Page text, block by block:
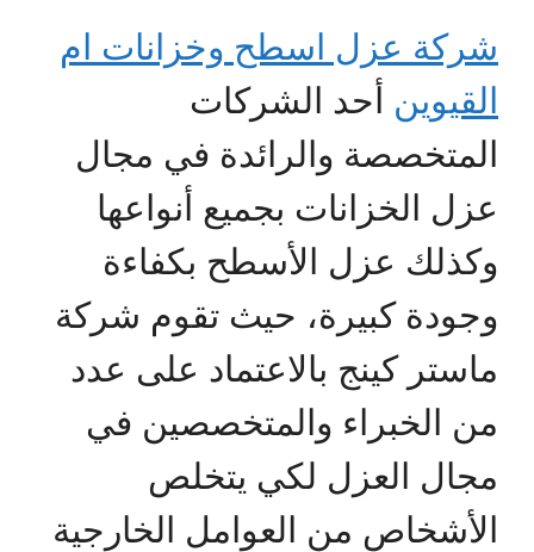
شركة عزل اسطح وخزانات ام
القيوين أحد الشركات
المتخصصة والرائدة في مجال
عزل الخزانات بجميع أنواعها
وكذلك عزل الأسطح بكفاءة
وجودة كبيرة، حيث تقوم شركة
ماستر كينج بالاعتماد على عدد
من الخبراء والمتخصصين في
مجال العزل لكي يتخلص
الأشخاص من العوامل الخارجية